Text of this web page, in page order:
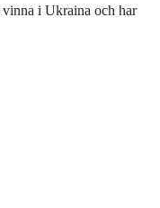
vinna i Ukraina och har